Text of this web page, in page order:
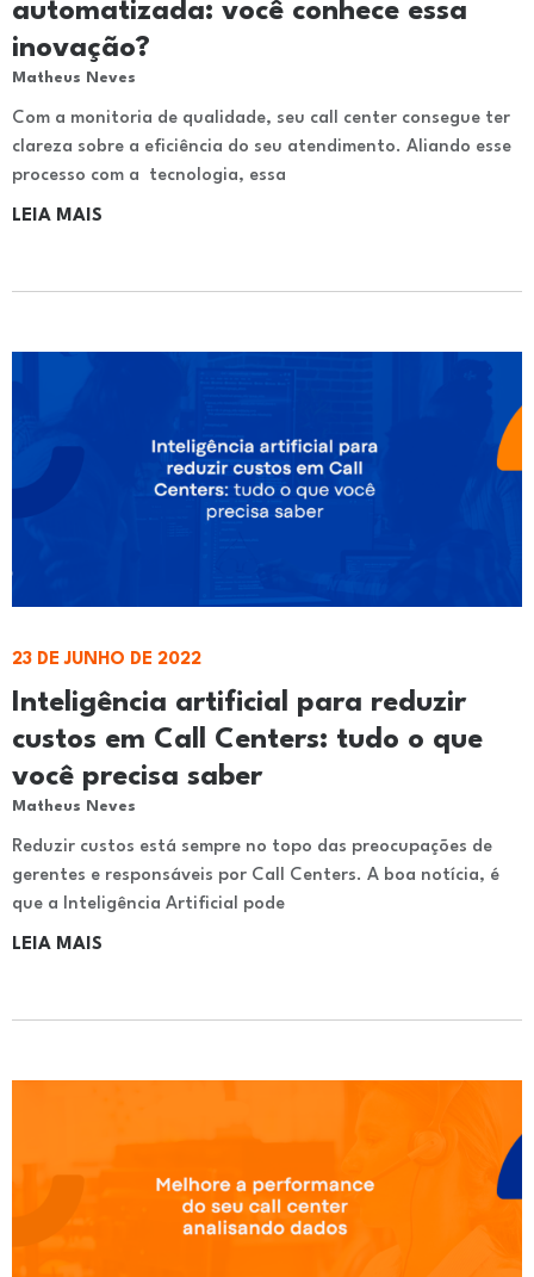
automatizada: você conhece essa
inovação?
Matheus Neves
Com a monitoria de qualidade, seu call center consegue ter
clareza sobre a eficiência do seu atendimento. Aliando esse
processo com a tecnologia, essa
LEIA MAIS
Inteligência artificial para reduzir
custos em Call Centers: tudo o que
você precisa saber
Matheus Neves
23 DE JUNHO DE 2022
Reduzir custos está sempre no topo das preocupações de
gerentes e responsáveis por Call Centers. A boa notícia, é
que a Inteligência Artificial pode
LEIA MAIS